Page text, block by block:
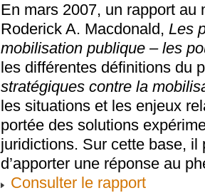
En mars 2007, un rapport au
Roderick A. Macdonald, Les
mobilisation publique – les
les différentes définitions du
stratégiques contre la
les situations et les enjeux
portée des solutions
juridictions. Sur cette base,
d’apporter une réponse au
Consulter le rapport